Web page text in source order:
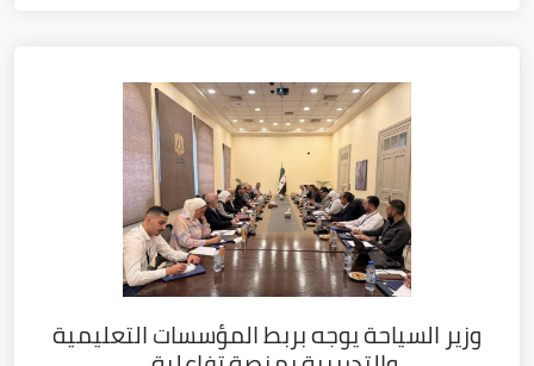
وزير السياحة يوجه بربط المؤسسات التعليمية